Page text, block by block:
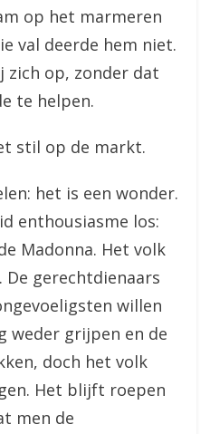
op het marmeren
val deerde hem niet.
zich op, zonder dat
te helpen.
stil op de markt.
het is een wonder.
enthousiasme los:
Madonna. Het volk
gerechtdienaars
willen
weder grijpen en de
doch het volk
Het blijft roepen
men de